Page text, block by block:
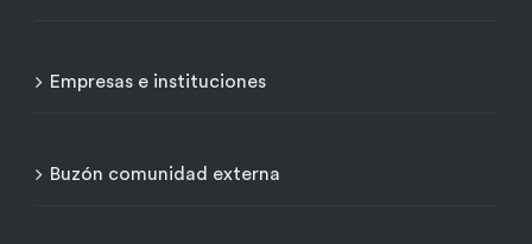
Empresas e instituciones
Buzón comunidad externa